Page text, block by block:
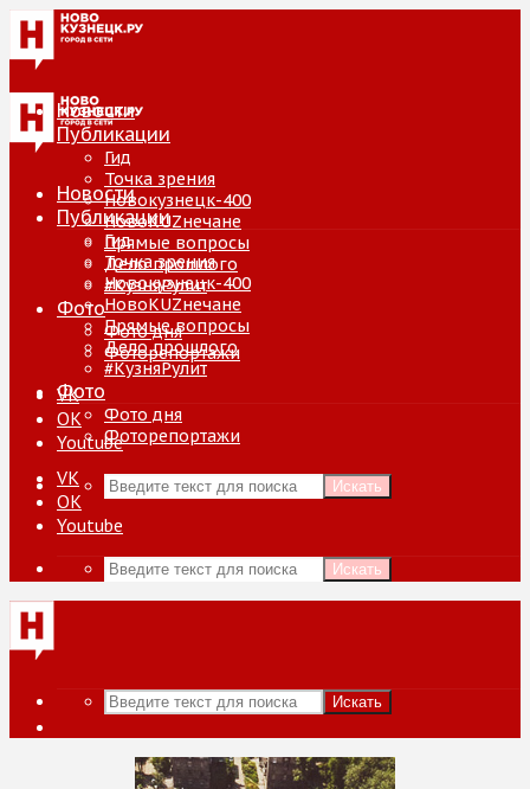
Новости
Публикации
Гид
Точка зрения
Новокузнецк-400
НовоKUZнечане
Прямые вопросы
Дело прошлого
#КузняРулит
Фото
Фото дня
Фоторепортажи
VK
ОК
Youtube
Искать
Новости
Публикации
Гид
Точка зрения
Новокузнецк-400
НовоKUZнечане
Прямые вопросы
Дело прошлого
#КузняРулит
Фото
Фото дня
Фоторепортажи
VK
ОК
Youtube
Искать
Искать